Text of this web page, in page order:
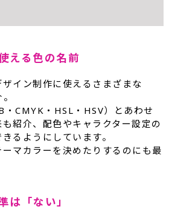
える色の名前
イン制作に使えるさまざまな
・CMYK・HSL・HSV）とあわせ
紹介、配色やキャラクター設定の
るようにしています。
マカラーを決めたりするのにも最
は「ない」